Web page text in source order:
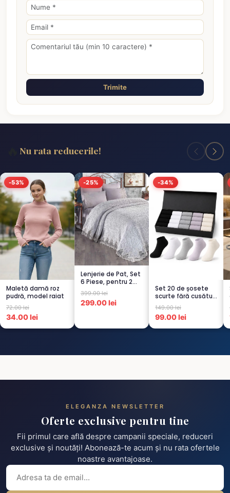
Trimite
Nu rata reducerile!
-53%
Maletă damă roz
pudră, model raiat
72.00 lei
34.00 lei
-25%
Lenjerie de Pat, Set
6 Piese, pentru 2
persoana, GRI -1...
399.00 lei
299.00 lei
-34%
Set 20 de șosete
scurte fără cusături
pentru femei – 5...
149.00 lei
99.00 lei
ELEGANZA NEWSLETTER
Oferte exclusive pentru tine
Fii primul care află despre campanii speciale, reduceri
exclusive și noutăți! Abonează-te acum și nu rata ofertele
noastre avantajoase.